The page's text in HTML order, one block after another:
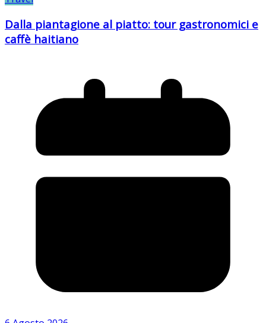
Dalla piantagione al piatto: tour gastronomici e
caffè haitiano